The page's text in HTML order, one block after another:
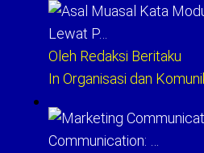
Lewat P…
Oleh Redaksi Beritaku
In Organisasi dan
Communication: …